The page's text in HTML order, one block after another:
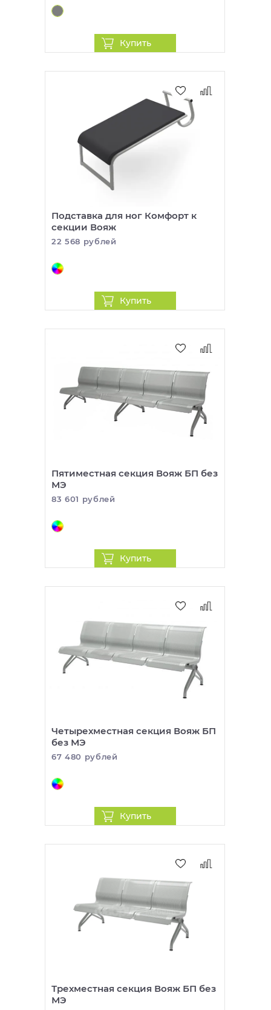
Купить
Подставка для ног Комфорт к
секции Вояж
22 568 рублей
Купить
Пятиместная секция Вояж БП без
МЭ
83 601 рублей
Купить
Четырехместная секция Вояж БП
без МЭ
67 480 рублей
Купить
Трехместная секция Вояж БП без
МЭ